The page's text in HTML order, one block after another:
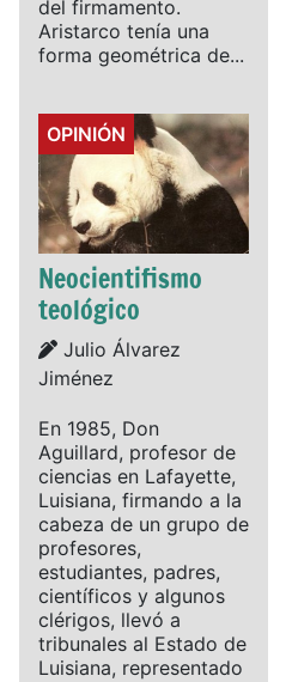
del firmamento.
Aristarco tenía una
forma geométrica de...
Details
OPINIÓN
Neocientifismo
teológico
Details
Julio Álvarez
Jiménez
En 1985, Don
Aguillard, profesor de
ciencias en Lafayette,
Luisiana, firmando a la
cabeza de un grupo de
profesores,
estudiantes, padres,
científicos y algunos
clérigos, llevó a
tribunales al Estado de
Luisiana, representado